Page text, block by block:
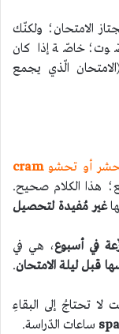
الامتحان؛ ولكنّك
خاصّة إذا كان
الّذي يجمع
أو تحشوcram
هذا الكلام صحيح.
غير مُفيدة لتحصيل
في أسبوع، هي في
قبل ليلة الامتحان.
تحتاجُ إلى البقاءِ
ساعات الدّراسة.